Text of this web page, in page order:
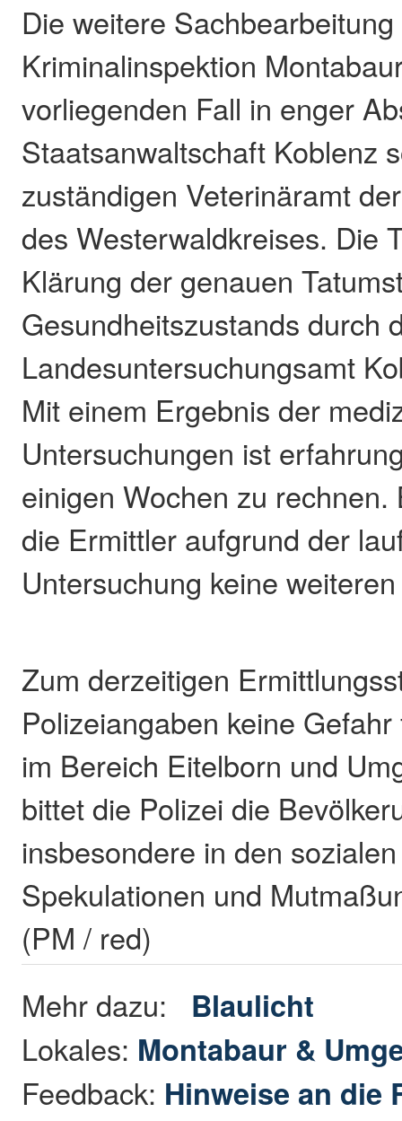
Die weitere
Kriminalinspektion
vorliegenden Fall in enger
Staatsanwaltschaft Koblenz
zuständigen Veterinäramt
des Westerwaldkreises. Die
Klärung der genauen
Gesundheitszustands durch
Landesuntersuchungsamt
Mit einem Ergebnis der
Untersuchungen ist
einigen Wochen zu
die Ermittler aufgrund der
Untersuchung keine
Zum derzeitigen
Polizeiangaben keine
im Bereich Eitelborn und
bittet die Polizei die
insbesondere in den
Spekulationen und
(PM / red)
Mehr dazu: Blaulicht
Lokales: Montabaur &
Feedback: Hinweise an die